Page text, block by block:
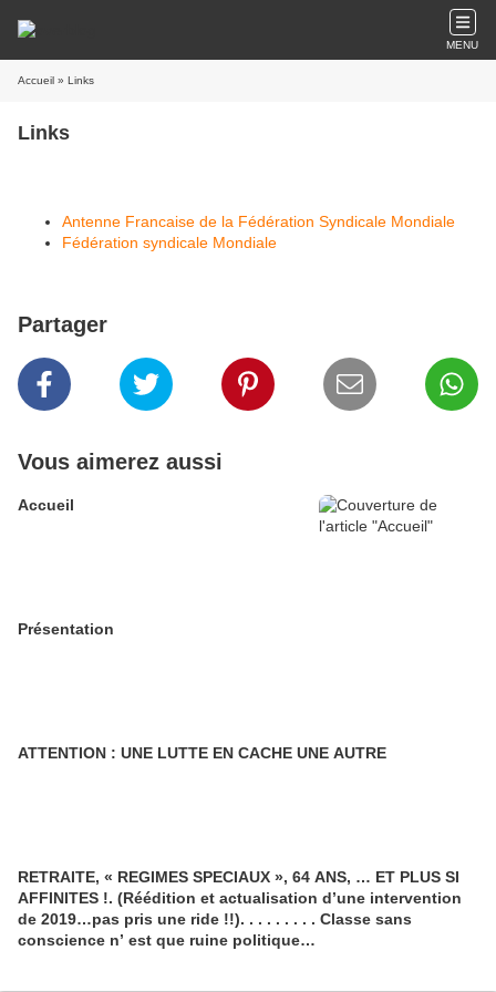
MENU
Accueil » Links
Links
Antenne Francaise de la Fédération Syndicale Mondiale
Fédération syndicale Mondiale
Partager
Vous aimerez aussi
Accueil
Présentation
ATTENTION : UNE LUTTE EN CACHE UNE AUTRE
RETRAITE, « REGIMES SPECIAUX », 64 ANS, … ET PLUS SI
AFFINITES !. (Réédition et actualisation d’une intervention
de 2019…pas pris une ride !!). . . . . . . . . Classe sans
conscience n’ est que ruine politique…